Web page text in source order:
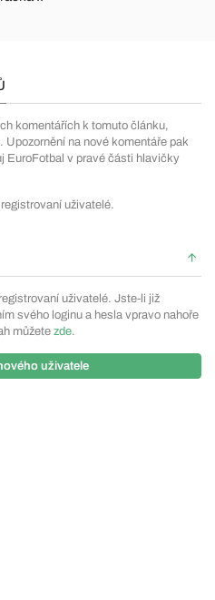
komentářích k tomuto článku,
na nové komentáře pak
EuroFotbal v pravé části hlavičky
uživatelé.
uživatelé. Jste-li již
svého loginu a hesla vpravo nahoře
můžete zde.
uživatele